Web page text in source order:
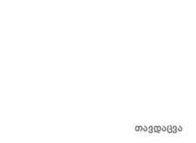
თავდაცვა